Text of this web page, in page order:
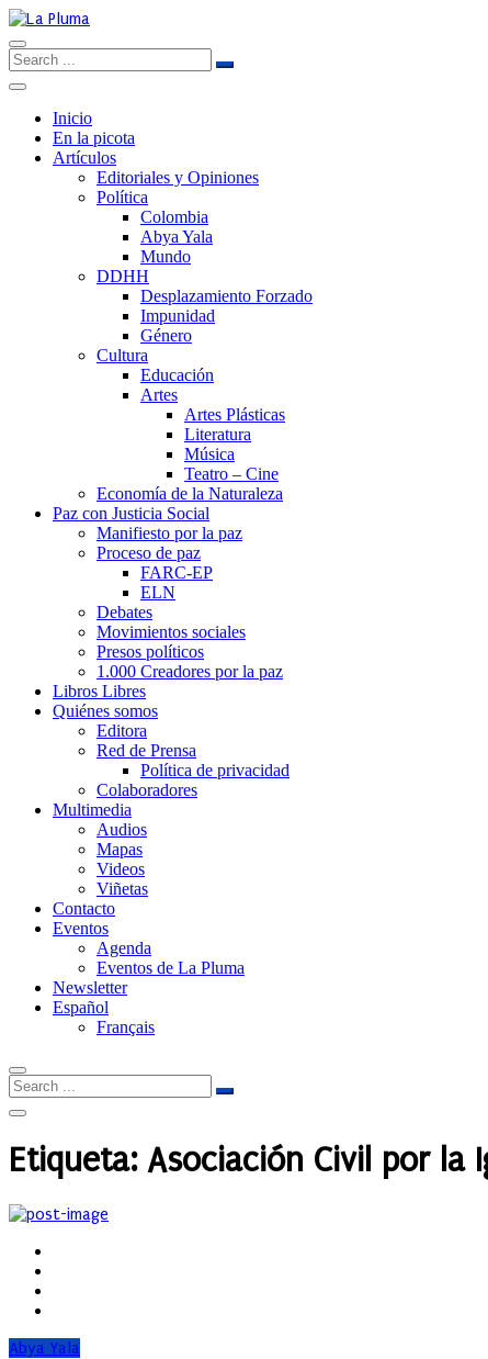
Inicio
En la picota
Artículos
Editoriales y Opiniones
Política
Colombia
Abya Yala
Mundo
DDHH
Desplazamiento Forzado
Impunidad
Género
Cultura
Educación
Artes
Artes Plásticas
Literatura
Música
Teatro – Cine
Economía de la Naturaleza
Paz con Justicia Social
Manifiesto por la paz
Proceso de paz
FARC-EP
ELN
Debates
Movimientos sociales
Presos políticos
1.000 Creadores por la paz
Libros Libres
Quiénes somos
Editora
Red de Prensa
Política de privacidad
Colaboradores
Multimedia
Audios
Mapas
Videos
Viñetas
Contacto
Eventos
Agenda
Eventos de La Pluma
Newsletter
Español
Français
Etiqueta: Asociación Civil por la
Abya Yala